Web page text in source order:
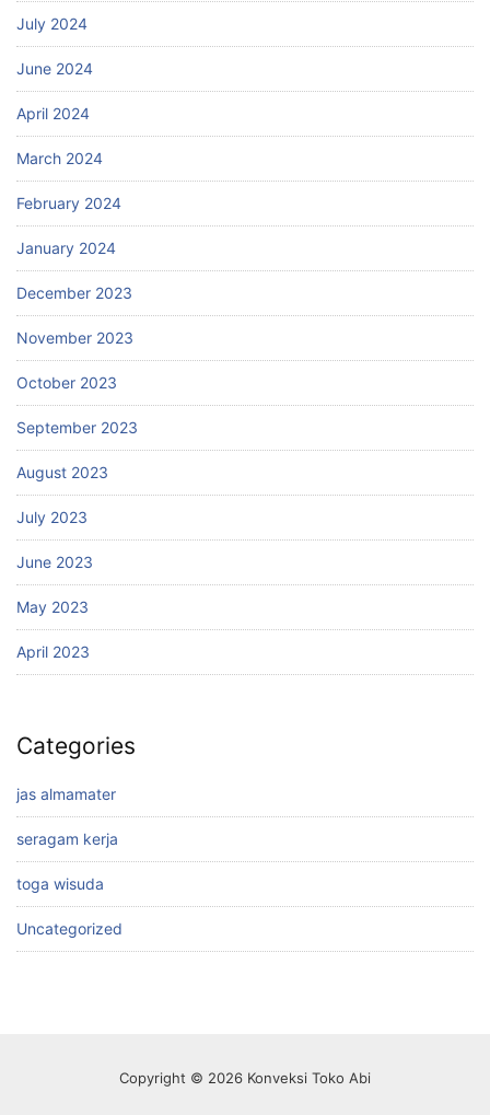
July 2024
June 2024
April 2024
March 2024
February 2024
January 2024
December 2023
November 2023
October 2023
September 2023
August 2023
July 2023
June 2023
May 2023
April 2023
Categories
jas almamater
seragam kerja
toga wisuda
Uncategorized
Copyright © 2026 Konveksi Toko Abi